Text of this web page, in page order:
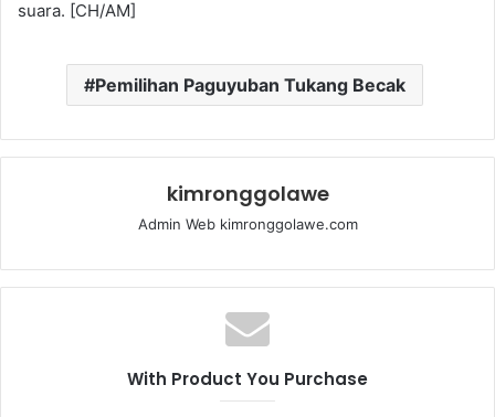
suara. [CH/AM]
Pemilihan Paguyuban Tukang Becak
kimronggolawe
Admin Web kimronggolawe.com
With Product You Purchase